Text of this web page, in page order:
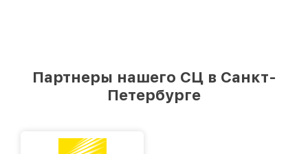
Партнеры нашего СЦ в Санкт-
Петербурге